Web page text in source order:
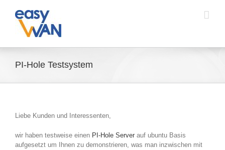
Inhalt
springen
PI-Hole Testsystem
Liebe Kunden und Interessenten,
wir haben testweise einen PI-Hole Server auf ubuntu Basis
aufgesetzt um Ihnen zu demonstrieren, was man inzwischen mit